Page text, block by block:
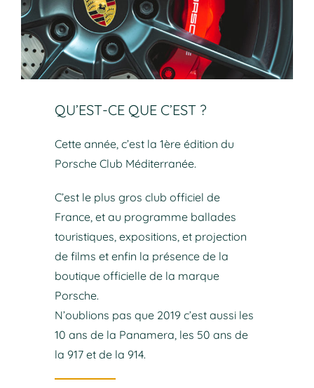
QU’EST-CE QUE C’EST ?
Cette année, c’est la 1ère édition du
Porsche Club Méditerranée.
C’est le plus gros club officiel de
France, et au programme ballades
touristiques, expositions, et projection
de films et enfin la présence de la
boutique officielle de la marque
Porsche.
N’oublions pas que 2019 c’est aussi les
10 ans de la Panamera, les 50 ans de
la 917 et de la 914.